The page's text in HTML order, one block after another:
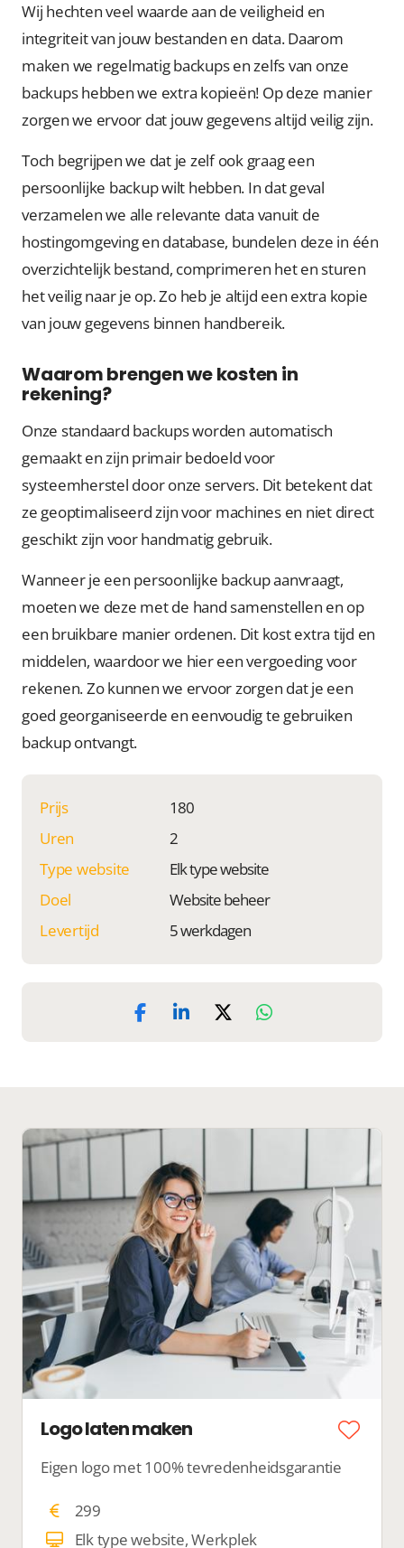
Wij hechten veel waarde aan de veiligheid en
integriteit van jouw bestanden en data. Daarom
maken we regelmatig backups en zelfs van onze
backups hebben we extra kopieën! Op deze manier
zorgen we ervoor dat jouw gegevens altijd veilig zijn.
Toch begrijpen we dat je zelf ook graag een
persoonlijke backup wilt hebben. In dat geval
verzamelen we alle relevante data vanuit de
hostingomgeving en database, bundelen deze in één
overzichtelijk bestand, comprimeren het en sturen
het veilig naar je op. Zo heb je altijd een extra kopie
van jouw gegevens binnen handbereik.
Waarom brengen we kosten in
rekening?
Onze standaard backups worden automatisch
gemaakt en zijn primair bedoeld voor
systeemherstel door onze servers. Dit betekent dat
ze geoptimaliseerd zijn voor machines en niet direct
geschikt zijn voor handmatig gebruik.
Wanneer je een persoonlijke backup aanvraagt,
moeten we deze met de hand samenstellen en op
een bruikbare manier ordenen. Dit kost extra tijd en
middelen, waardoor we hier een vergoeding voor
rekenen. Zo kunnen we ervoor zorgen dat je een
goed georganiseerde en eenvoudig te gebruiken
backup ontvangt.
Prijs
180
Uren
2
Type website
Elk type website
Doel
Website beheer
Levertijd
5 werkdagen
Logo laten maken
Eigen logo met 100% tevredenheidsgarantie
299
Elk type website, Werkplek